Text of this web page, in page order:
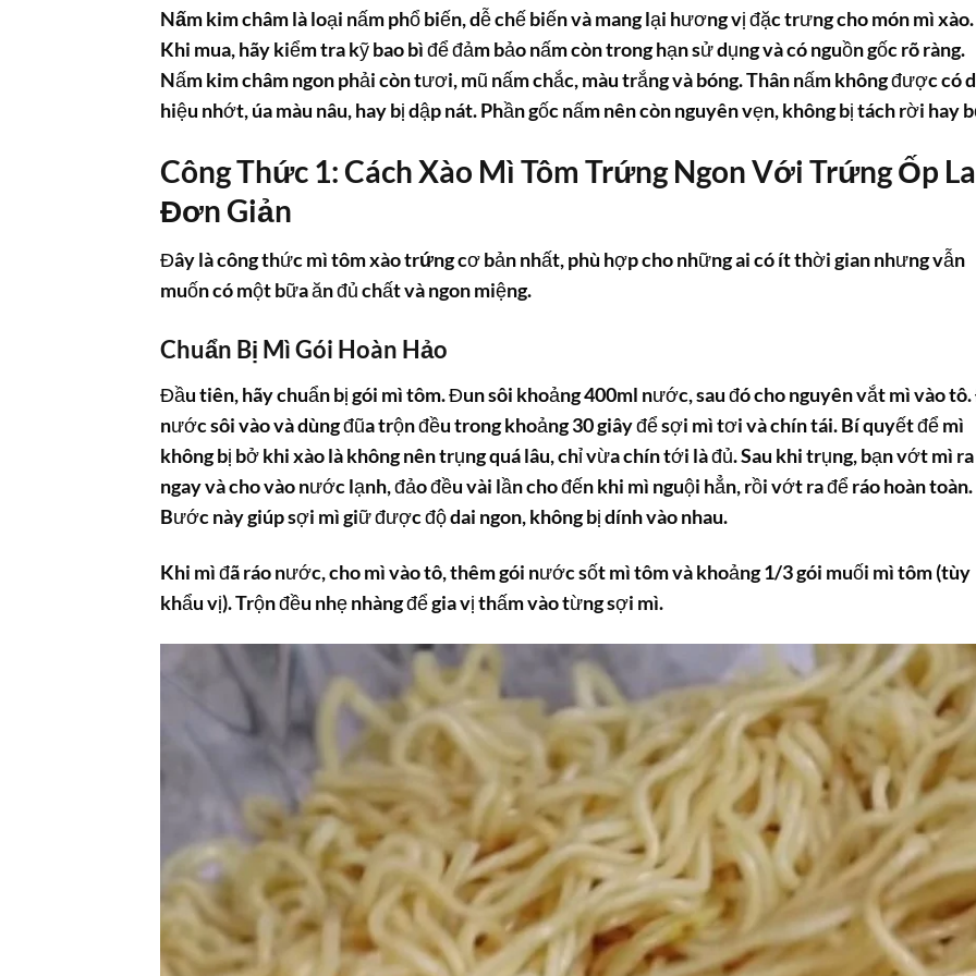
Nấm kim châmlà loại nấm phổ biến, dễ chế biến và mang lại hương vị đặc trưng cho món mì xào.
Khi mua, hãy kiểm tra kỹ bao bì để đảm bảo nấm còn trong hạn sử dụng và có nguồn gốc rõ ràng.
Nấm kim châm ngon phải còn tươi, mũ nấm chắc, màu trắng và bóng. Thân nấm không được có
hiệu nhớt, úa màu nâu, hay bị dập nát. Phần gốc nấm nên còn nguyên vẹn, không bị tách rời hay
Công Thức 1:Cách Xào Mì Tôm Trứng NgonVới Trứng Ốp La
Đơn Giản
Đây là công thứcmì tôm xào trứngcơ bản nhất, phù hợp cho những ai có ít thời gian nhưng vẫn
muốn có một bữa ăn đủ chất và ngon miệng.
Chuẩn Bị Mì Gói Hoàn Hảo
Đầu tiên, hãy chuẩn bị gói mì tôm. Đun sôi khoảng 400ml nước, sau đó cho nguyên vắt mì vào
nước sôi vào và dùng đũa trộn đều trong khoảng 30 giây để sợi mì tơi và chín tái. Bí quyết để mì
không bị bở khi xào là không nên trụng quá lâu, chỉ vừa chín tới là đủ. Sau khi trụng, bạn vớt mì ra
ngay và cho vào nước lạnh, đảo đều vài lần cho đến khi mì nguội hẳn, rồi vớt ra để ráo hoàn toàn.
Bước này giúp sợi mì giữ được độ dai ngon, không bị dính vào nhau.
Khi mì đã ráo nước, cho mì vào tô, thêm gói nước sốt mì tôm và khoảng 1/3 gói muối mì tôm (tùy
khẩu vị). Trộn đều nhẹ nhàng để gia vị thấm vào từng sợi mì.